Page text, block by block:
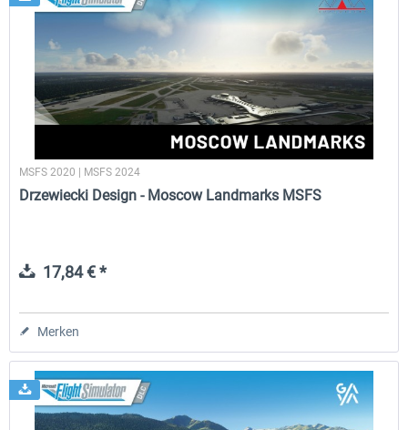
MSFS 2020 | MSFS 2024
Drzewiecki Design - Moscow Landmarks MSFS
17,84 € *
Merken